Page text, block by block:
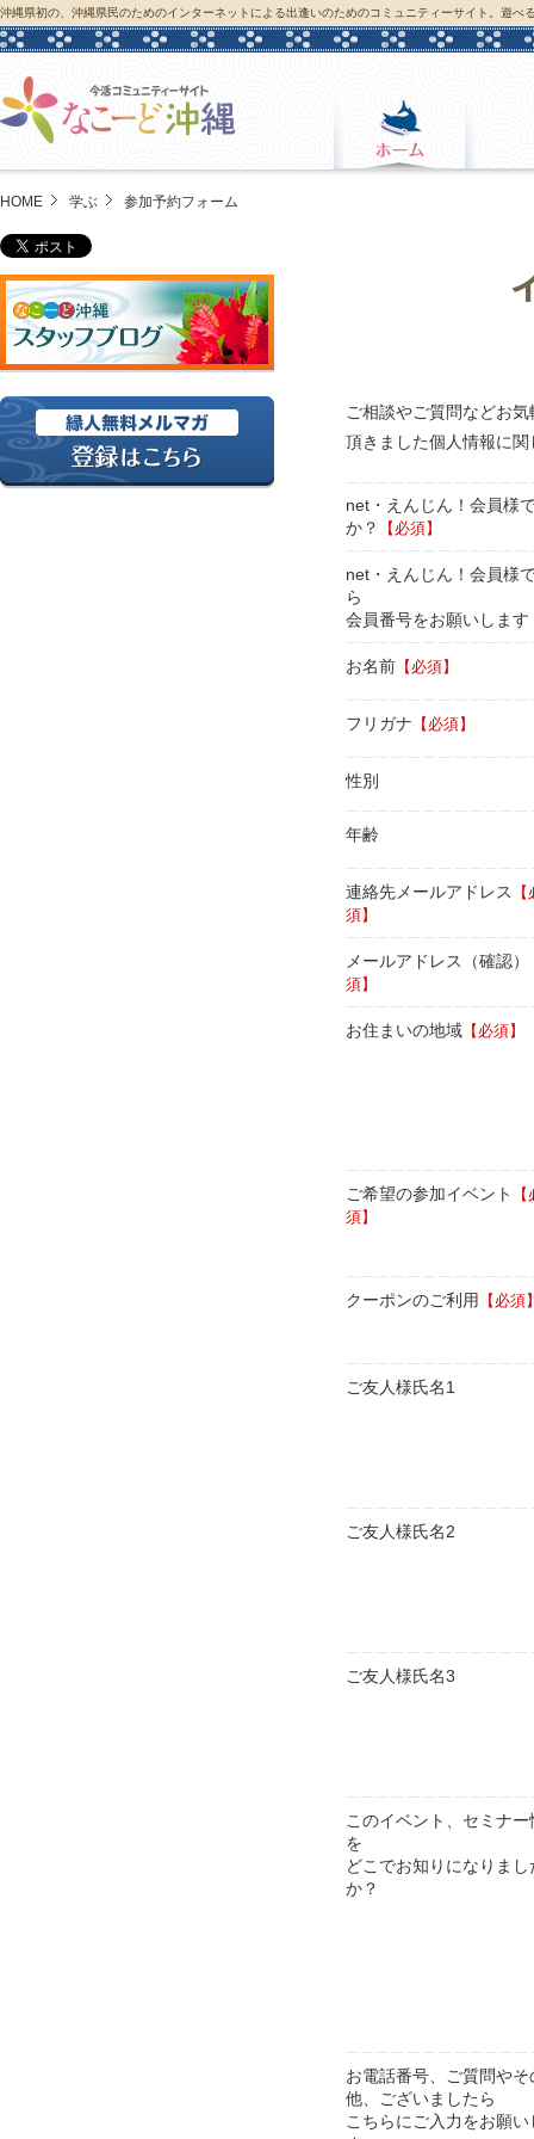
沖縄県初の、沖縄県民のためのインターネットによる出逢いのためのコミュニティーサイト。遊べ
HOME 学ぶ 参加予約フォーム
ご相談やご質問などお
頂きました個人情報に
net・えんじん！会員様
か？
【必須】
net・えんじん！会員様
ら
会員番号をお願いします
お名前 【必須】
フリガナ 【必須】
性別
年齢
連絡先メールアドレス
須】
メールアドレス（確認）
須】
お住まいの地域 【必須】
ご希望の参加イベント
須】
クーポンのご利用 【必須
ご友人様氏名1
ご友人様氏名2
ご友人様氏名3
このイベント、セミナー
を
どこでお知りになりまし
か？
お電話番号、ご質問やそ
他、ございましたら
こちらにご入力をお願い